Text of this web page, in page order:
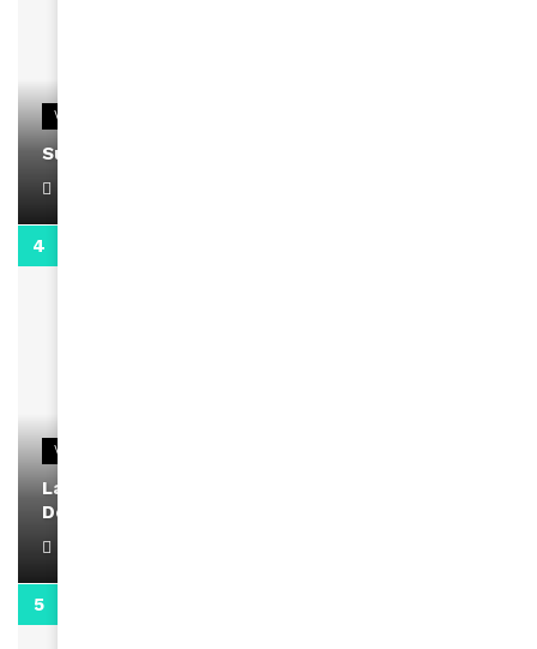
VIDEOS
Support Black Business Wee-kend
VIDEOS
La rubrique santé speciale coronavirus du
Docteur Makanda